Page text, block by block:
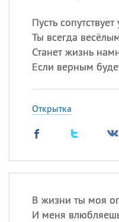
Пусть сопутствует
Ты всегда
Станет жизнь
Если верным
Открытка
В жизни ты моя
И меня